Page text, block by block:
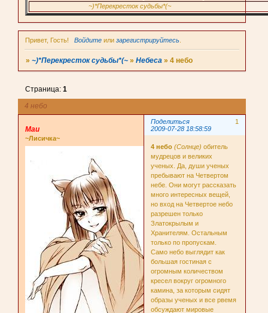
~)*Перекресток судьбы*(~
Привет, Гость! Войдитеили зарегистрируйтесь
»~)*Перекресток судьбы*(~ »Небеса »4 небо
4 небо
Страница:1
Поделиться
1
2009-07-28 18:58:59
Маи
~Лисичка~
4 небо (Солнце) обитель
мудрецов и великих
ученых. Да, души ученых
пребывают на Четвертом
небе. Они могут рассказать
много интересных вещей,
но вход на Четвертое небо
разрешен только
Златокрылым и
Хранителям. Остальным
только по пропускам.
Само небо выглядит как
большая гостиная с
огромным количеством
кресел вокруг огромного
камина, за которым сидят
образы ученых и все рвемя
обсуждают мировые